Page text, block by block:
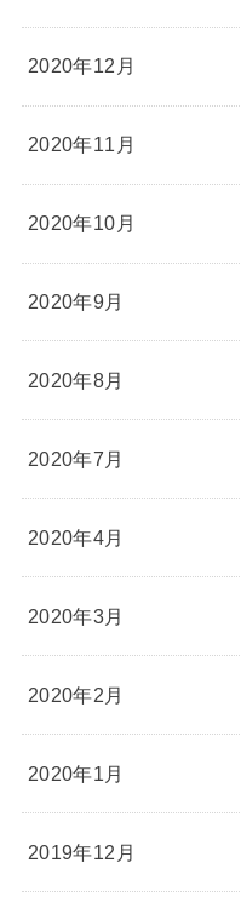
2020年12月
2020年11月
2020年10月
2020年9月
2020年8月
2020年7月
2020年4月
2020年3月
2020年2月
2020年1月
2019年12月